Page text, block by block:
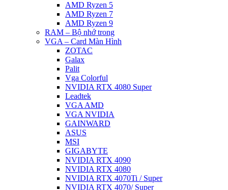
AMD Ryzen 5
AMD Ryzen 7
AMD Ryzen 9
RAM – Bộ nhớ trong
VGA – Card Màn Hình
ZOTAC
Galax
Palit
Vga Colorful
NVIDIA RTX 4080 Super
Leadtek
VGA AMD
VGA NVIDIA
GAINWARD
ASUS
MSI
GIGABYTE
NVIDIA RTX 4090
NVIDIA RTX 4080
NVIDIA RTX 4070Ti / Super
NVIDIA RTX 4070/ Super